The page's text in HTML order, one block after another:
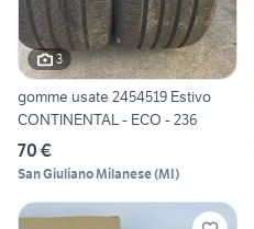
3
gomme usate 2454519 Estivo
CONTINENTAL - ECO - 236
70 €
San Giuliano Milanese(MI)